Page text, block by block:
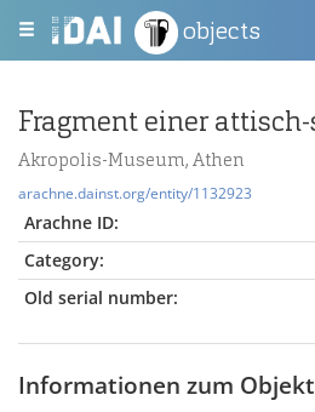
objects
Akropolis-Museum, Athen
arachne.dainst.org/entity/1132923
Arachne ID:
Category:
Old serial number:
Informationen zum Objekt